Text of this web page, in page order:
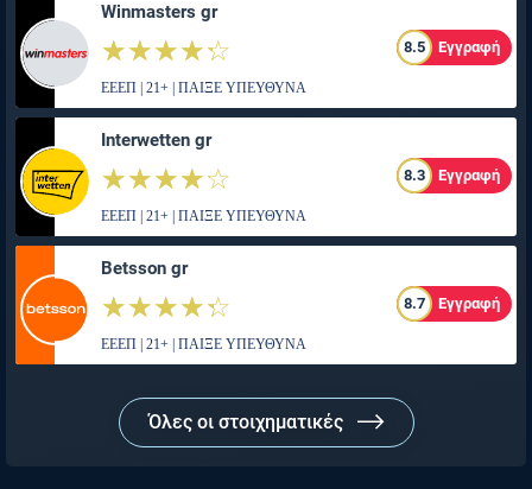
Winmasters gr
☆☆☆☆☆
★★★★★ 8.5 Εγγραφή
ΕΕΕΠ | 21+ | ΠΑΙΞΕ ΥΠΕΥΘΥΝΑ
Interwetten gr
☆☆☆☆☆
★★★★★ 8.3 Εγγραφή
ΕΕΕΠ | 21+ | ΠΑΙΞΕ ΥΠΕΥΘΥΝΑ
Betsson gr
☆☆☆☆☆
★★★★★ 8.7 Εγγραφή
ΕΕΕΠ | 21+ | ΠΑΙΞΕ ΥΠΕΥΘΥΝΑ
Όλες οι στοιχηματικές